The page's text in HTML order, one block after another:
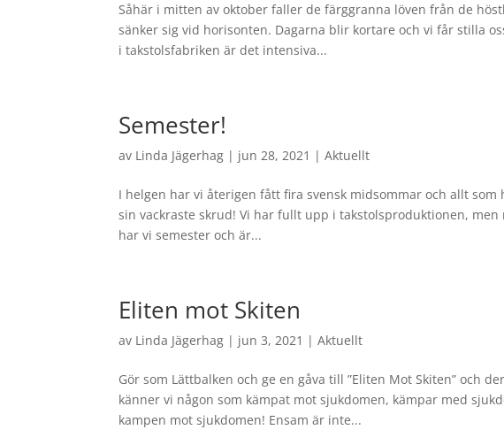
Såhär i mitten av oktober faller de färggranna löven från de
sänker sig vid horisonten. Dagarna blir kortare och vi får stilla
i takstolsfabriken är det intensiva...
Semester!
av Linda Jägerhag | jun 28, 2021 |Aktuellt
I helgen har vi återigen fått fira svensk midsommar och allt
sin vackraste skrud! Vi har fullt upp i takstolsproduktionen,
har vi semester och är...
Eliten mot Skiten
av Linda Jägerhag | jun 3, 2021 |Aktuellt
Gör som Lättbalken och ge en gåva till ”Eliten Mot Skiten” och
känner vi någon som kämpat mot sjukdomen, kämpar med
kampen mot sjukdomen! Ensam är inte...